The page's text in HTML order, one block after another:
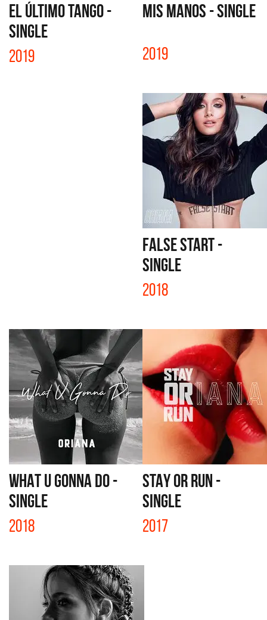
EL ÚLTIMO TANGO -
SINGLE
2019
MIS MANOS - SINGLE
2019
FALSE START -
SINGLE
2018
WHAT U GONNA DO -
SINGLE
2018
STAY OR RUN -
SINGLE
2017